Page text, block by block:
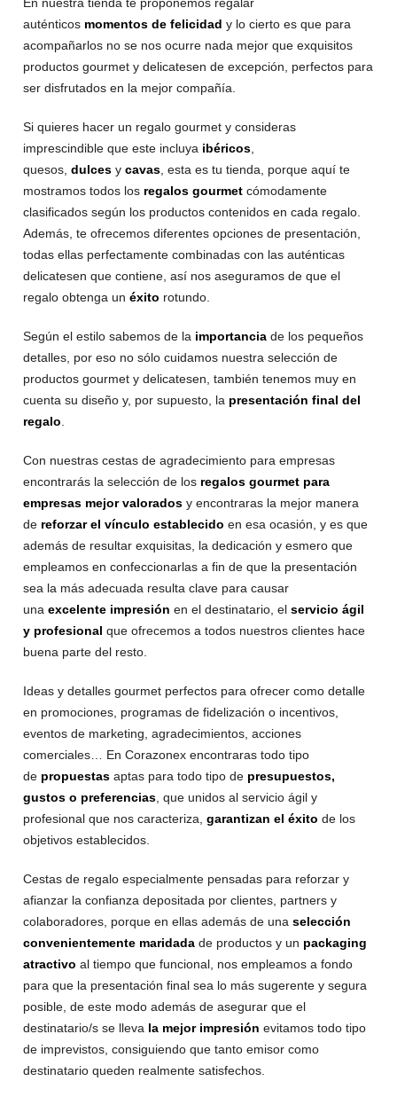
auténticos momentos de felicidad y lo cierto es que para
acompañarlos no se nos ocurre nada mejor que exquisitos
productos gourmet y delicatesen de excepción, perfectos para
ser disfrutados en la mejor compañía.
Si quieres hacer un regalo gourmet y consideras
imprescindible que este incluya ibéricos
quesos,dulces ycavas , esta es tu tienda, porque aquí te
mostramos todos los regalos gourmet cómodamente
clasificados según los productos contenidos en cada regalo.
Además, te ofrecemos diferentes opciones de presentación,
todas ellas perfectamente combinadas con las auténticas
delicatesen que contiene, así nos aseguramos de que el
regalo obtenga unéxito rotundo.
Según el estilo sabemos de la importancia de los pequeños
detalles, por eso no sólo cuidamos nuestra selección de
productos gourmet y delicatesen, también tenemos muy en
cuenta su diseño y, por supuesto, la presentación final del
regalo
Con nuestras cestas de agradecimiento para empresas
encontrarás la selección de los regalos gourmet para
empresas mejor valorados y encontraras la mejor manera
de reforzar el vínculo establecido en esa ocasión, y es que
además de resultar exquisitas, la dedicación y esmero que
empleamos en confeccionarlas a fin de que la presentación
sea la más adecuada resulta clave para causar
unaexcelente impresión en el destinatario, elservicio ágil
y profesional que ofrecemos a todos nuestros clientes hace
buena parte del resto.
Ideas y detalles gourmet perfectos para ofrecer como detalle
en promociones, programas de fidelización o incentivos,
eventos de marketing, agradecimientos, acciones
comerciales… En Corazonex encontraras todo tipo
de propuestasaptas para todo tipo de presupuestos,
gustos o preferencias , que unidos al servicio ágil y
profesional que nos caracteriza,garantizan el éxito de los
objetivos establecidos.
Cestas de regalo especialmente pensadas para reforzar y
afianzar la confianza depositada por clientes, partners y
colaboradores, porque en ellas además de unaselección
convenientemente maridada de productos y un packaging
atractivo al tiempo que funcional, nos empleamos a fondo
para que la presentación final sea lo más sugerente y segura
posible, de este modo además de asegurar que el
destinatario/s se lleva la mejor impresión evitamos todo tipo
de imprevistos, consiguiendo que tanto emisor como
destinatario queden realmente satisfechos.